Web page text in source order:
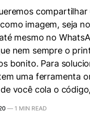
imagem, seja
mesmo no
nem sempre o
bonito. Para
uma ferramenta
você cola o
— 1 MIN READ